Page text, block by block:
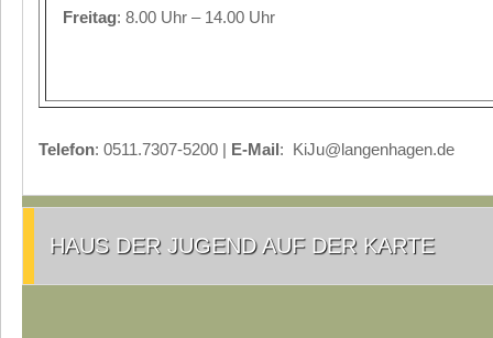
Freitag: 8.00 Uhr – 14.00 Uhr
Telefon: 0511.7307-5200 | E-Mail: KiJu@langenhagen.de
HAUS DER JUGEND AUF DER KARTE